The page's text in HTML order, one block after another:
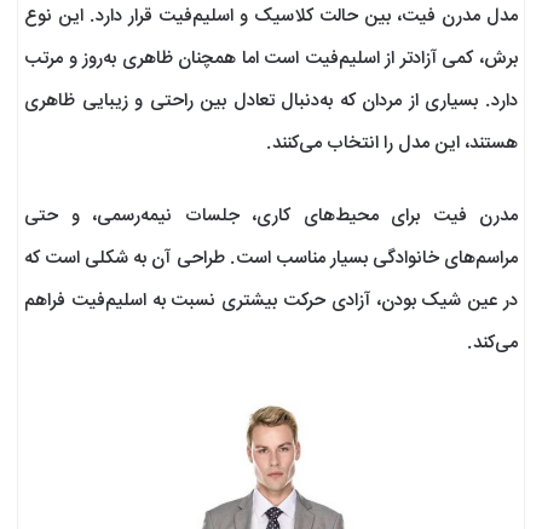
مدل مدرن فیت، بین حالت کلاسیک و اسلیم‌فیت قرار دارد. این نوع
برش، کمی آزادتر از اسلیم‌فیت است اما همچنان ظاهری به‌روز و مرتب
دارد. بسیاری از مردان که به‌دنبال تعادل بین راحتی و زیبایی ظاهری
هستند، این مدل را انتخاب می‌کنند.
مدرن فیت برای محیط‌های کاری، جلسات نیمه‌رسمی، و حتی
مراسم‌های خانوادگی بسیار مناسب است. طراحی آن به شکلی است که
در عین شیک بودن، آزادی حرکت بیشتری نسبت به اسلیم‌فیت فراهم
می‌کند.